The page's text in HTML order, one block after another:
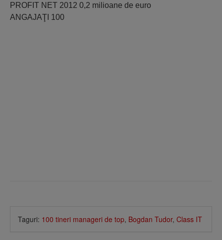
PROFIT NET 2012 0,2 milioane de euro
ANGAJAŢI 100
Taguri: 100 tineri manageri de top, Bogdan Tudor, Class IT